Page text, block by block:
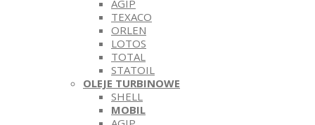
AGIP
TEXACO
ORLEN
LOTOS
TOTAL
STATOIL
OLEJE TURBINOWE
SHELL
MOBIL